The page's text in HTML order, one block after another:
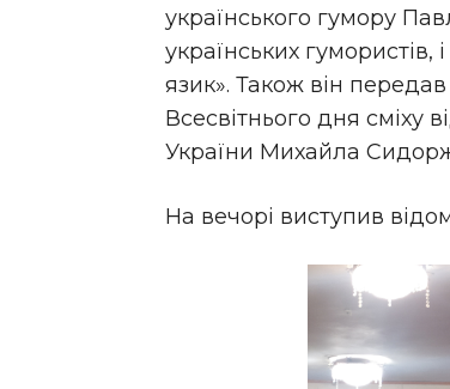
українського гумору
українських
язик». Також він
Всесвітнього дня сміху
України Михайла
На вечорі виступив